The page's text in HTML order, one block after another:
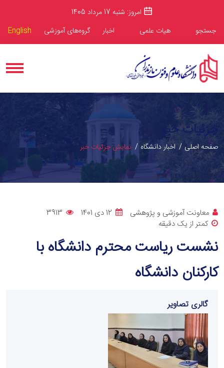
امروز: شنبه 17 مرداد 1405
جستجو
هیات علمی اخبار گروه‌های آموزشی English
جزئیات خبر
صفحه اصلی اخبار دانشگاه نمایش جزئیات خبر
معاونت آموزشی و پژوهشی 12 دی 1401
3913
کمتر از یک دقیقه
نشست ریاست محترم دانشگاه با
کارکنان دانشگاه
گالری تصاویر